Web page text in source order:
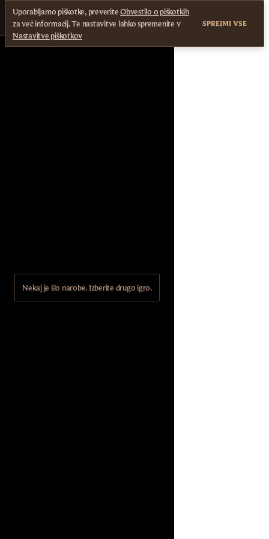
Nekaj je šlo narobe. Izberite drugo igro.
Uporabljamo piškotke, preveriteObvestilo o piškotkih
za več informacij. Te nastavitve lahko spremenite v
Nastavitve piškotkov
SPREJMI VSE